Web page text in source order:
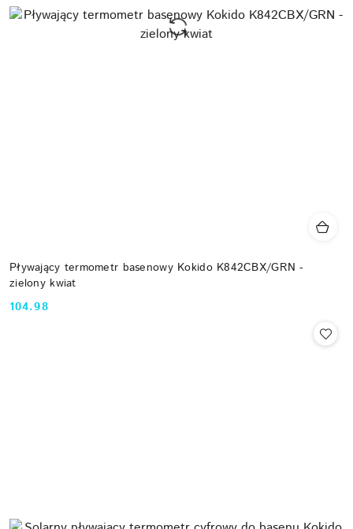
Pływający termometr basenowy Kokido K842CBX/GRN -
zielony kwiat
Cena:
104.98